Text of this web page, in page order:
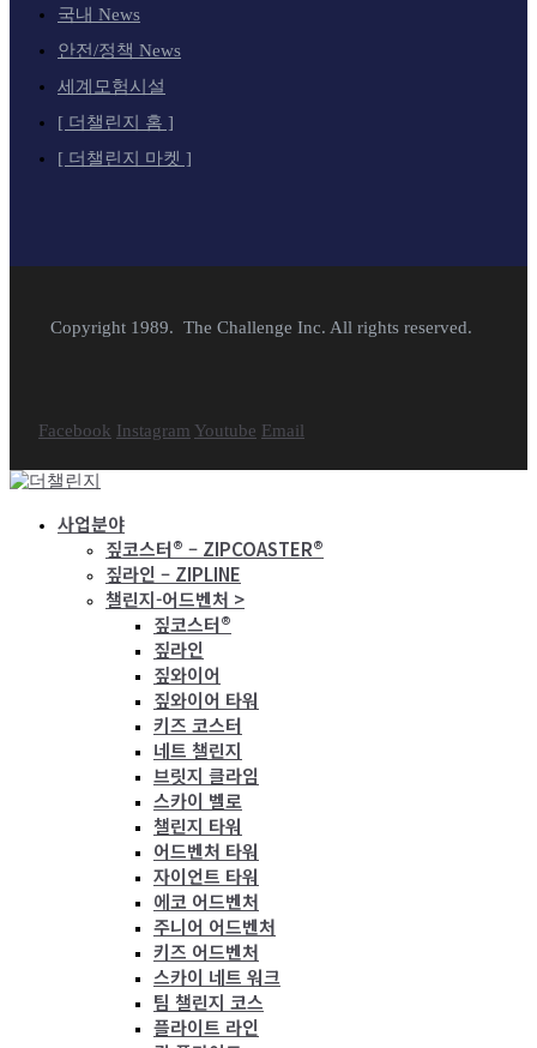
국내 News
안전/정책 News
세계모험시설
[ 더챌린지 홈 ]
[ 더챌린지 마켓 ]
Copyright 1989. The Challenge Inc. All rights reserved.
Facebook Instagram Youtube Email
사업분야
짚코스터® – ZIPCOASTER®
짚라인 – ZIPLINE
챌린지-어드벤처 >
짚코스터®
짚라인
짚와이어
짚와이어 타워
키즈 코스터
네트 챌린지
브릿지 클라임
스카이 벨로
챌린지 타워
어드벤처 타워
자이언트 타워
에코 어드벤처
주니어 어드벤처
키즈 어드벤처
스카이 네트 워크
팀 챌린지 코스
플라이트 라인